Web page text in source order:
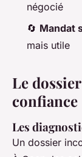
négocié
🔄 Mandat
mais utile
Le
confiance
Les
Un dossier